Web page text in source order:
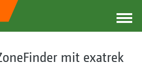
mit exatrek